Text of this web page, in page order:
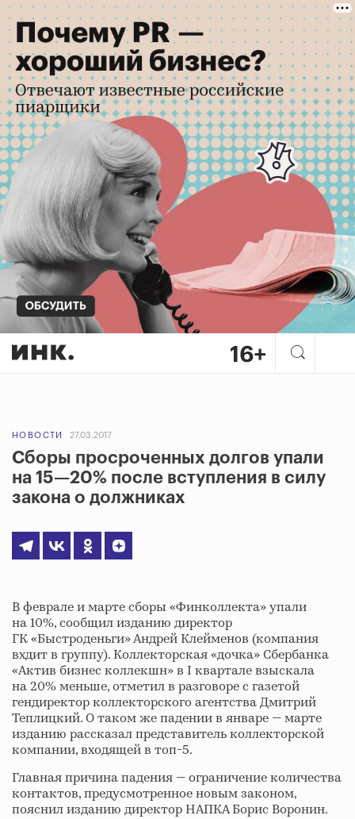
НОВОСТИ 27.03.2017
Сборы просроченных долгов упали
на 15—20% после вступления в силу
закона о должниках
В феврале и марте сборы «Финколлекта» упали
на 10%, сообщил изданию директор
ГК «Быстроденьги» Андрей Клейменов (компания
вхдит в группу). Коллекторская «дочка» Сбербанка
«Актив бизнес коллекшн» в I квартале взыскала
на 20% меньше, отметил в разговоре с газетой
гендиректор коллекторского агентства Дмитрий
Теплицкий. О таком же падении в январе — марте
изданию рассказал представитель коллекторской
компании, входящей в топ-5.
Главная причина падения — ограничение количества
контактов, предусмотренное новым законом,
пояснил изданию директор НАПКА Борис Воронин.